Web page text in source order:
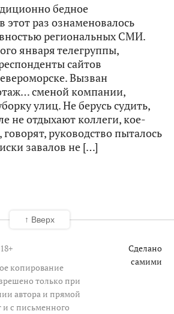
бедное
раз ознаменовалось
региональных СМИ.
января телегруппы,
сайтов
Вызван
сменой компании,
улиц. Не берусь судить,
не отдыхают коллеги, кое-
руководство пыталось
завалов не […]
18+
копирование
только при
автора и прямой
и с письменного
Сделано
самими
↑ Вверх